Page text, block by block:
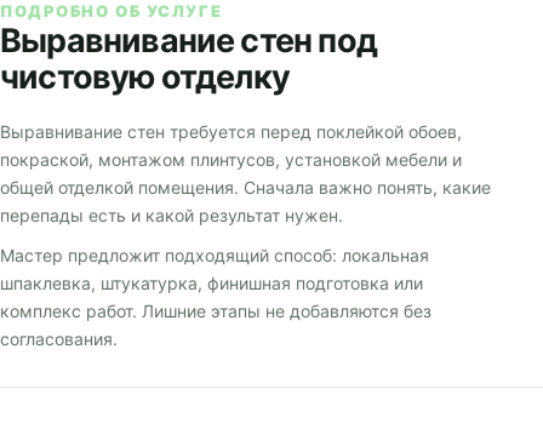
ПОДРОБНО ОБ УСЛУГЕ
Выравнивание стен под
чистовую отделку
Выравнивание стен требуется перед поклейкой обоев,
покраской, монтажом плинтусов, установкой мебели и
общей отделкой помещения. Сначала важно понять, какие
перепады есть и какой результат нужен.
Мастер предложит подходящий способ: локальная
шпаклевка, штукатурка, финишная подготовка или
комплекс работ. Лишние этапы не добавляются без
согласования.